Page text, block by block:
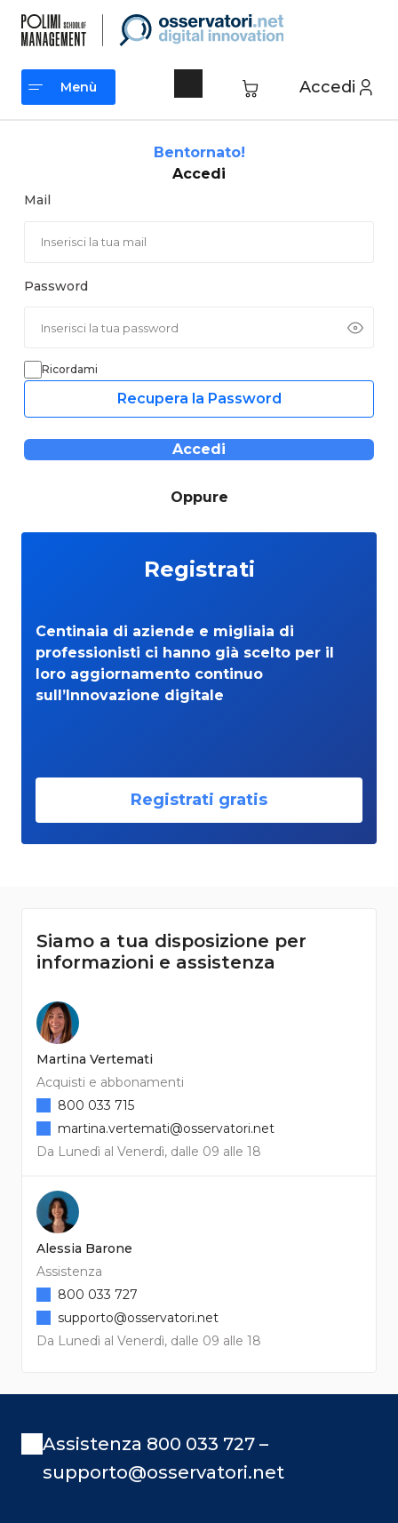
contenuto
Accedi
Menù
Bentornato!
Accedi
Mail
Password
Ricordami
Recupera la Password
Accedi
Oppure
Registrati
Centinaia di aziende e migliaia di
professionisti ci hanno già scelto per il
loro aggiornamento continuo
sull’Innovazione digitale
Registrati gratis
Siamo a tua disposizione per
informazioni e assistenza
Martina Vertemati
Acquisti e abbonamenti
Da Lunedì al Venerdì, dalle 09 alle 18
800 033 715
martina.vertemati@osservatori.net
Alessia Barone
Assistenza
Da Lunedì al Venerdì, dalle 09 alle 18
800 033 727
supporto@osservatori.net
Assistenza 800 033 727 –
supporto@osservatori.net